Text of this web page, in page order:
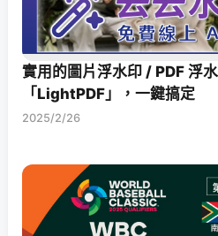
實用的圖片浮水印 / PDF 浮
「LightPDF」，一鍵搞定
2025/2/26